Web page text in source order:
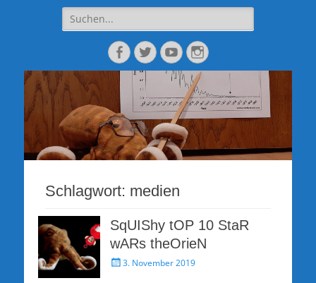
Suche
nach:
Facebook
TwitterYouTubeInstagram
Schlagwort: medien
SqUIShy tOP 10 StaR
wARs theOrieN
Veröffentlicht
3. November 2019